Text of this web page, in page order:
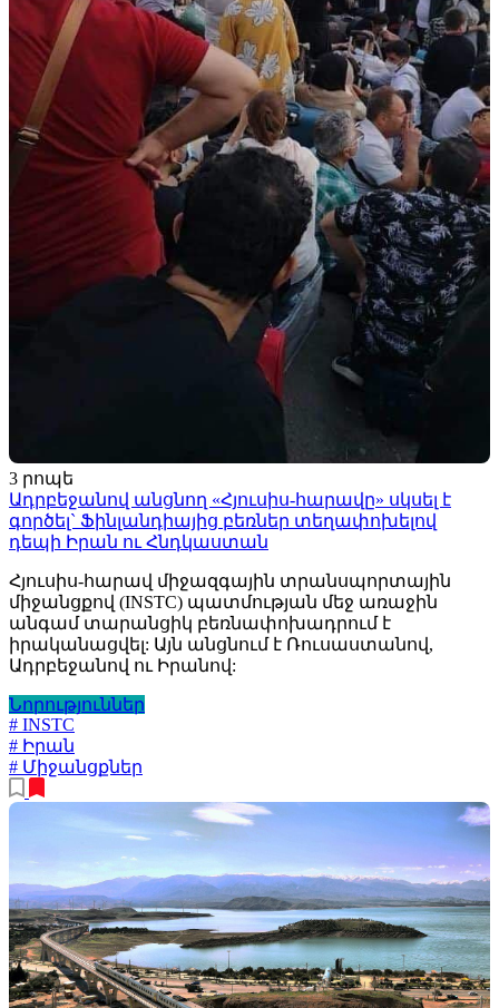
3 րոպե
Ադրբեջանով անցնող «Հյուսիս-հարավը» սկսել է
գործել` Ֆինլանդիայից բեռներ տեղափոխելով
դեպի Իրան ու Հնդկաստան
Հյուսիս-հարավ միջազգային տրանսպորտային
միջանցքով (INSTC) պատմության մեջ առաջին
անգամ տարանցիկ բեռնափոխադրում է
իրականացվել: Այն անցնում է Ռուսաստանով,
Ադրբեջանով ու Իրանով:
Նորություններ
# INSTC
# Իրան
# Միջանցքներ